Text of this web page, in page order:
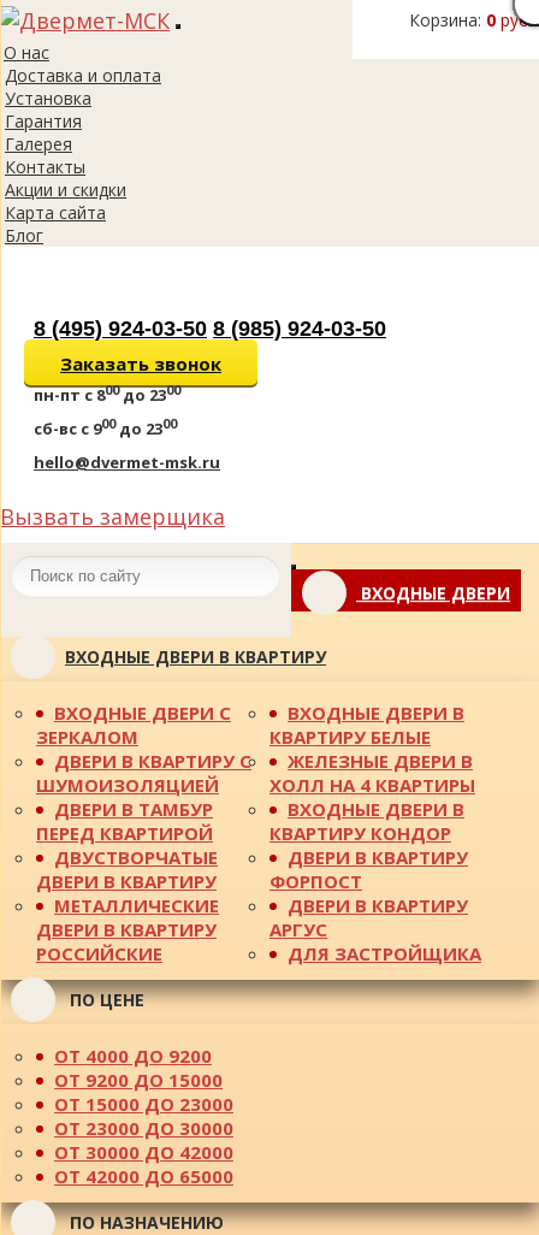
Корзина: 0 руб.
Toggle
О нас
Доставка и оплата
Установка
Гарантия
Галерея
Контакты
Акции и скидки
Карта сайта
Блог
8 (495) 924-03-50 8 (985) 924-03-50
Заказать звонок
пн-пт с 800до 2300
сб-вс с 900до 2300
hello@dvermet-msk.ru
Вызвать замерщика
Toggle
navigationВХОДНЫЕ ДВЕРИ
ВХОДНЫЕ ДВЕРИ В КВАРТИРУ
ВХОДНЫЕ ДВЕРИ С
ЗЕРКАЛОМ
ДВЕРИ В КВАРТИРУ С
ШУМОИЗОЛЯЦИЕЙ
ДВЕРИ В ТАМБУР
ПЕРЕД КВАРТИРОЙ
ДВУСТВОРЧАТЫЕ
ДВЕРИ В КВАРТИРУ
МЕТАЛЛИЧЕСКИЕ
ДВЕРИ В КВАРТИРУ
РОССИЙСКИЕ
ВХОДНЫЕ ДВЕРИ В
КВАРТИРУ БЕЛЫЕ
ЖЕЛЕЗНЫЕ ДВЕРИ В
ХОЛЛ НА 4 КВАРТИРЫ
ВХОДНЫЕ ДВЕРИ В
КВАРТИРУ КОНДОР
ДВЕРИ В КВАРТИРУ
ФОРПОСТ
ДВЕРИ В КВАРТИРУ
АРГУС
ДЛЯ ЗАСТРОЙЩИКА
ПО ЦЕНЕ
ОТ 4000 ДО 9200
ОТ 9200 ДО 15000
ОТ 15000 ДО 23000
ОТ 23000 ДО 30000
ОТ 30000 ДО 42000
ОТ 42000 ДО 65000
ПО НАЗНАЧЕНИЮ